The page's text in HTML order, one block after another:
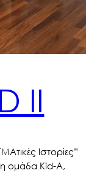
II
Ιστορίες”
ομάδα Kid-A,